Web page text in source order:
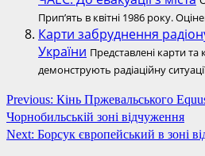
Прип’ять в квітні 1986 року.
Карти забруднення
України Представлені карти
демонструють радіаційну
Post
navigation
Previous: Кінь Пржевальського
Чорнобильській зоні відчуження
Next: Борсук європейський в зоні